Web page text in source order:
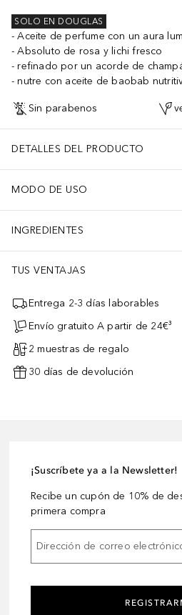
SOLO EN DOUGLAS
Aceite de perfume con un aura
Absoluto de rosa y lichi fresco
refinado por un acorde de
nutre con aceite de baobab
Sin parabenos
DETALLES DEL PRODUCTO
MODO DE USO
INGREDIENTES
TUS VENTAJAS
Entrega 2-3 días laborables
Envío gratuito A partir de 24€³
2 muestras de regalo
30 días de devolución
¡Suscríbete ya a la Newsletter!
Recibe un cupón de 10% de
primera compra
Dirección de correo